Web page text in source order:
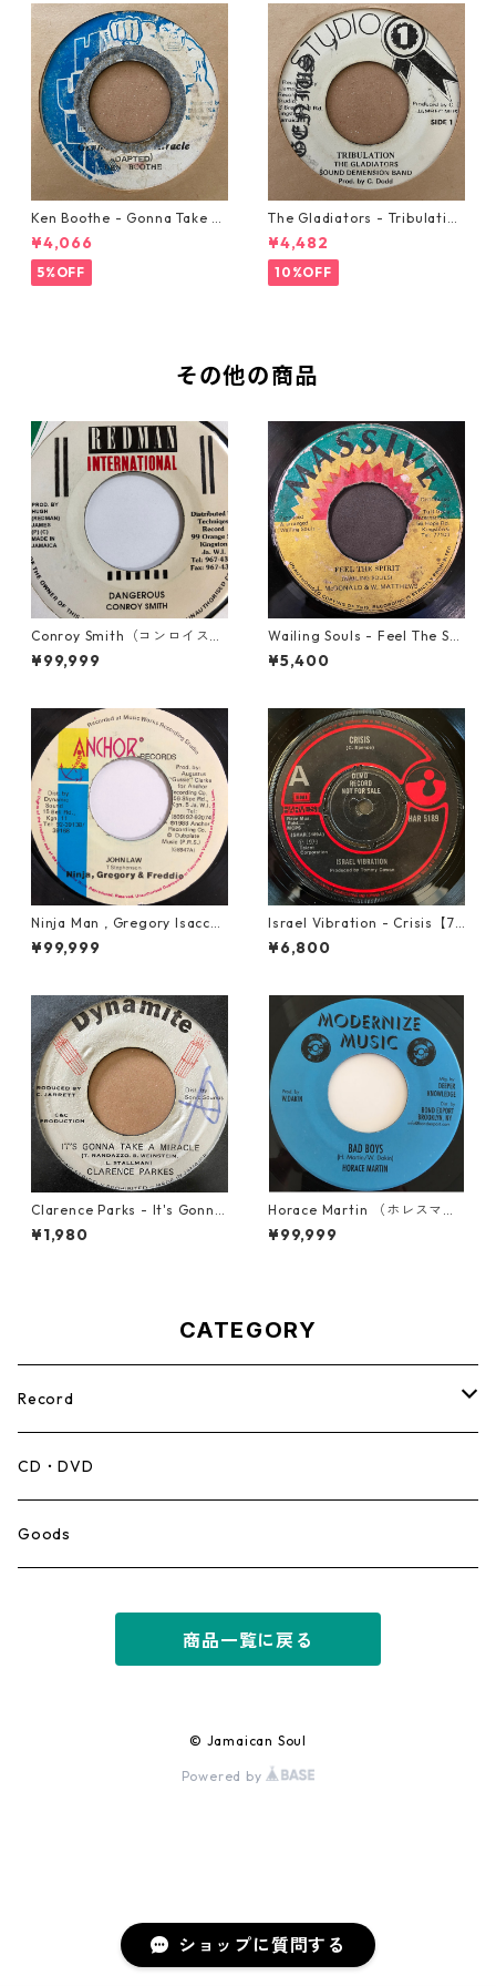
ショップに質問する
Ken Boothe - Gonna Take A
Miracle【7-21362】
¥4,066
5%OFF
The Gladiators - Tribulation
【7-21365】
¥4,482
10%OFF
その他の商品
Conroy Smith（コンロイスミ
ス） - Dangerous【7'】
¥99,999
Wailing Souls - Feel The Spi
rit【7-21955】
¥5,400
Ninja Man , Gregory Isaccs
& Freddie Mcgregor - John
Low【7-20010】
¥99,999
Israel Vibration - Crisis【7-
21895】
¥6,800
Clarence Parks - It's Gonna
Take A Miracle【7-21096】
¥1,980
Horace Martin （ホレスマー
ティン） - Bad Boys【7'】
¥99,999
CATEGORY
Record
Mento,Calypso,Ballad
Ska
Early Dancehall
CD・DVD
Goods
商品一覧に戻る
© Jamaican Soul
Powered by